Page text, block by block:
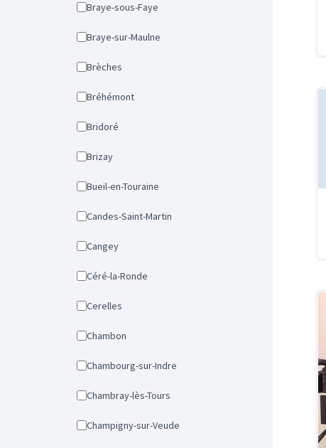
Braye-sous-Faye
Braye-sur-Maulne
Brèches
Bréhémont
Bridoré
Brizay
Bueil-en-Touraine
Candes-Saint-Martin
Cangey
Céré-la-Ronde
Cerelles
Chambon
Chambourg-sur-Indre
Chambray-lès-Tours
Champigny-sur-Veude